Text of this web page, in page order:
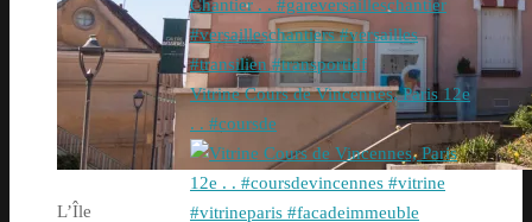
L’Île
Vitrine Cours de Vincennes, Paris 12e
. . #coursde